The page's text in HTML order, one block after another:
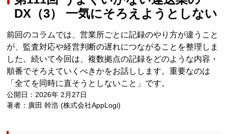
DX（3） 一気にそろえようとしない
前回のコラムでは、営業所ごとに記録のやり方が違うこと
が、監査対応や経営判断の遅れにつながることを整理しま
した。続いて今回は、複数拠点の記録をどのような内容・
順番でそろえていくべきかをお話しします。重要なのは
「全てを同時に直そうとしないこと」です。
公開日：2026年 2月27日
著者：廣田 幹浩 (株式会社AppLogi)